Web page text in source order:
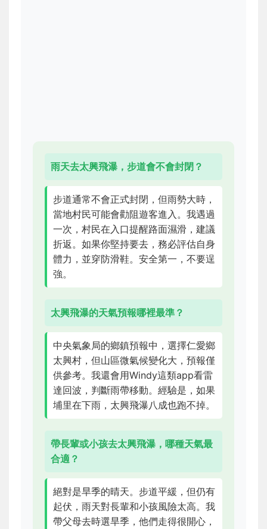
雨天去太興飛瀑，步道會不會封閉？
步道通常不會正式封閉，但雨勢大時，
當地村民可能會勸阻遊客進入。我遇過
一次，村民在入口提醒路面濕滑，建議
折返。如果你堅持要去，務必評估自身
體力，並穿防滑鞋。安全第一，不要逞
強。
太興飛瀑的天氣預報哪裡最準？
中央氣象局的鄉鎮預報中，選擇仁愛鄉
太興村，但山區微氣候變化大，預報僅
供參考。我還會用Windy這類app看雷
達回波，判斷雨帶移動。經驗是，如果
埔里在下雨，太興飛瀑八成也跑不掉。
帶長輩或小孩去太興飛瀑，哪種天氣最
合適？
絕對是旱季的晴天。步道平緩，但仍有
起伏，雨天對長輩和小孩風險太高。我
帶父母去時選旱季，他們走得很開心，